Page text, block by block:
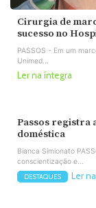
Cirurgia de
sucesso no
PASSOS - Em um
Unimed...
Ler na íntegra
Passos registra
doméstica
Bianca Simionato
conscientização e...
DESTAQUES Ler